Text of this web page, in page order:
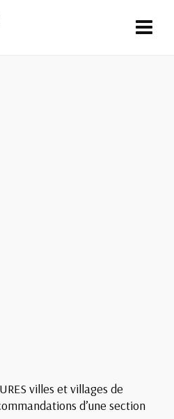
villes et villages de
d’une section